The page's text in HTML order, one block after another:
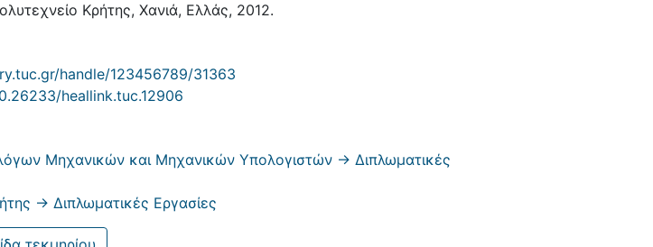
Κρήτης, Χανιά, Ελλάς, 2012.
handle/123456789/31363
heallink.tuc.12906
Μηχανικών και Μηχανικών Υπολογιστών -> Διπλωματικές
-> Διπλωματικές Εργασίες